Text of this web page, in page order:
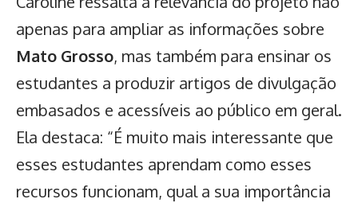
apenas para ampliar as informações sobre
Mato Grosso, mas também para ensinar os
estudantes a produzir artigos de divulgação
embasados e acessíveis ao público em geral.
Ela destaca: “É muito mais interessante que
esses estudantes aprendam como esses
recursos funcionam, qual a sua importância